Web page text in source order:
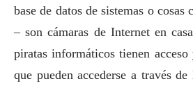
base de datos de sistemas o
– son cámaras de Internet en
piratas informáticos tienen acceso
que pueden accederse a través